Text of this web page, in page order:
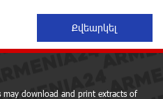
about a month ago
about a month ago
download and print extracts of